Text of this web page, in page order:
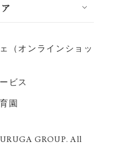
（オンラインショッ
ビス
園
GROUP. All